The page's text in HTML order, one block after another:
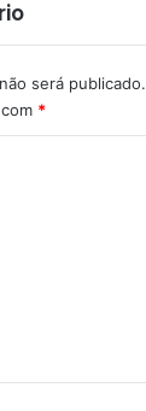
será publicado.
*